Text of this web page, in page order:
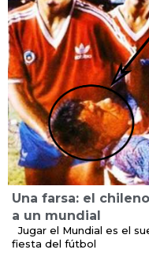
Una farsa: el
a un mundial
Jugar el Mundial es el
fiesta del fútbol